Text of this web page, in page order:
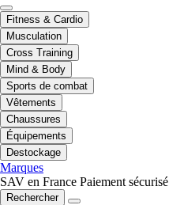
Fitness & Cardio
Musculation
Cross Training
Mind & Body
Sports de combat
Vêtements
Chaussures
Équipements
Destockage
Marques
SAV en France Paiement sécurisé
Rechercher